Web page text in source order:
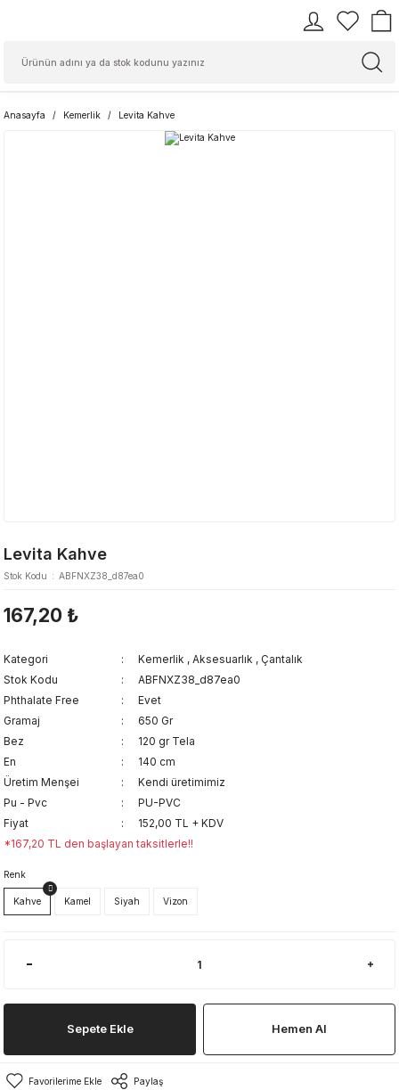
Anasayfa Kemerlik Levita Kahve
Levita Kahve
Stok Kodu ABFNXZ38_d87ea0
167,20 ₺
Kategori Kemerlik , Aksesuarlık , Çantalık
Stok Kodu
ABFNXZ38_d87ea0
Phthalate Free
Evet
Gramaj
650 Gr
Bez
120 gr Tela
En
140 cm
Üretim Menşei
Kendi üretimimiz
Pu - Pvc
PU-PVC
Fiyat
152,00 TL + KDV
*167,20 TL den başlayan taksitlerle!!
Renk
Kahve Kamel Siyah Vizon
Sepete Ekle Hemen Al
Paylaş